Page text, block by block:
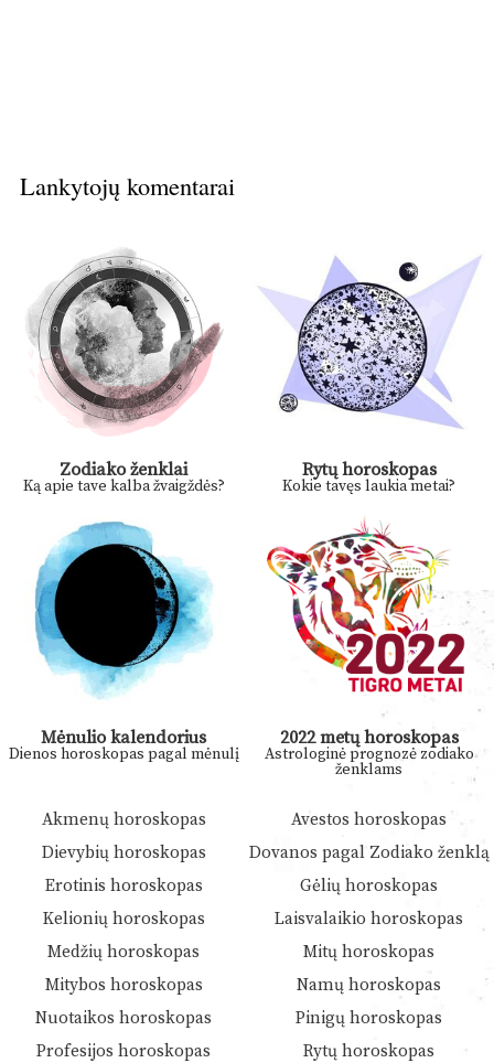
Lankytojų komentarai
Zodiako ženklai
Ką apie tave kalba žvaigždės?
Rytų horoskopas
Kokie tavęs laukia metai?
Mėnulio kalendorius
Dienos horoskopas pagal mėnulį
2022 metų horoskopas
Astrologinė prognozė zodiako
ženklams
Akmenų horoskopas
Avestos horoskopas
Dievybių horoskopas
Dovanos pagal Zodiako ženklą
Erotinis horoskopas
Gėlių horoskopas
Kelionių horoskopas
Laisvalaikio horoskopas
Medžių horoskopas
Mitų horoskopas
Mitybos horoskopas
Namų horoskopas
Nuotaikos horoskopas
Pinigų horoskopas
Profesijos horoskopas
Rytų horoskopas